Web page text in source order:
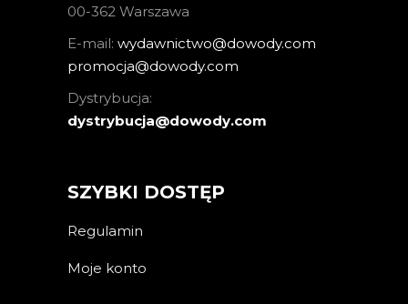
00-362 Warszawa
E-mail: wydawnictwo@dowody.com
promocja@dowody.com
Dystrybucja:
dystrybucja@dowody.com
SZYBKI DOSTĘP
Regulamin
Moje konto